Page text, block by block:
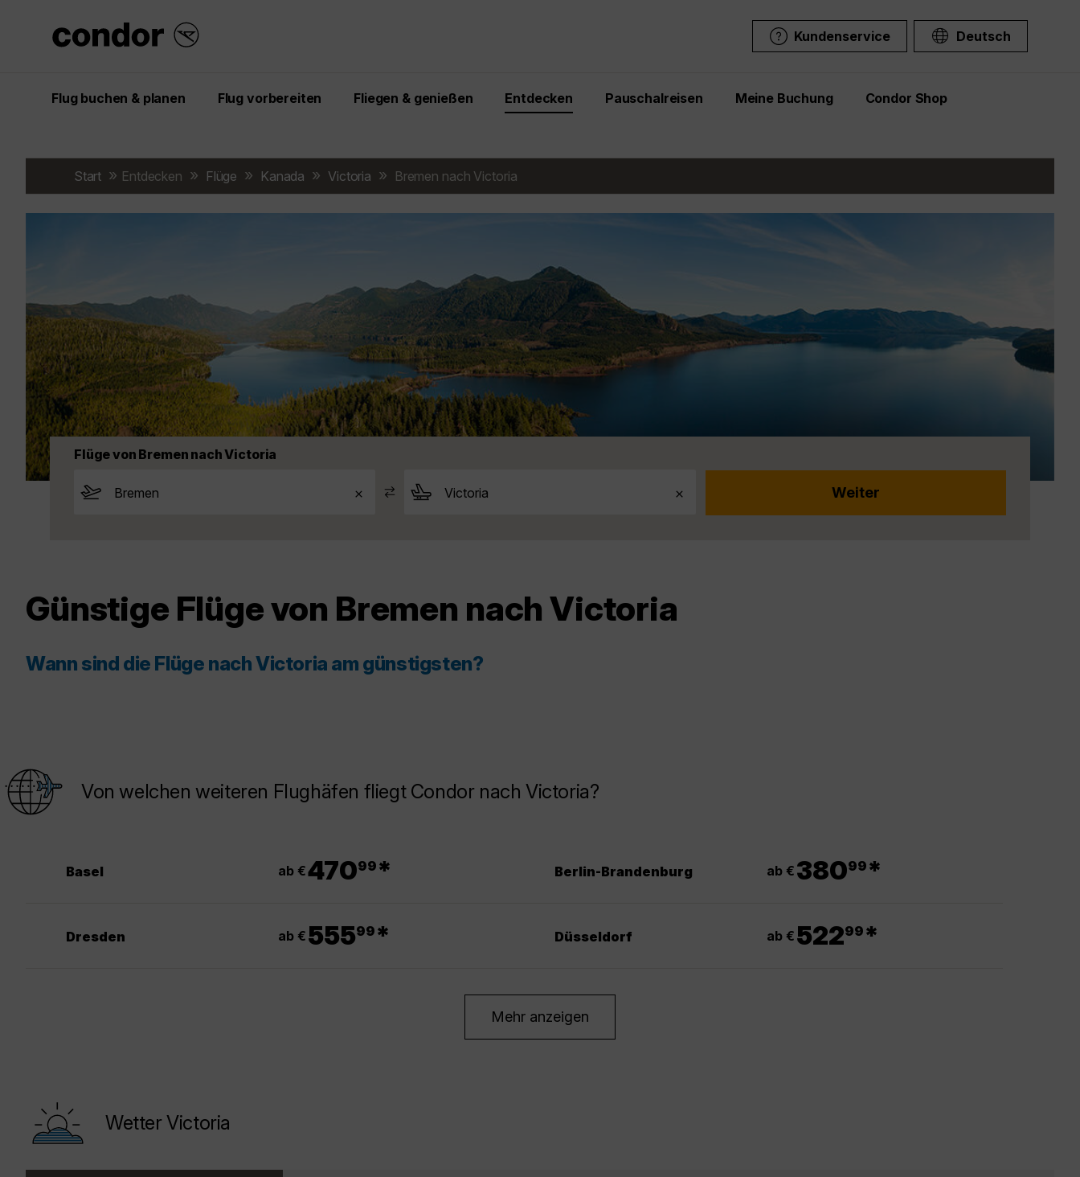
Kundenservice Deutsch
Flug buchen & planen Flug vorbereiten Fliegen & genießen Entdecken Pauschalreisen Meine Buchung Condor Shop
Start Entdecken Flüge Kanada Victoria Bremen nach Victoria
Flüge von Bremen nach Victoria
Günstige Flüge von Bremen nach Victoria
Wann sind die Flüge nach Victoria am günstigsten?
Von welchen weiteren Flughäfen fliegt Condor nach Victoria?
Basel ab €47099 * Berlin-Brandenburg ab € 38099 *
Dresden ab € 55599 * Düsseldorf ab € 52299 *
Mehr anzeigen
Wetter Victoria